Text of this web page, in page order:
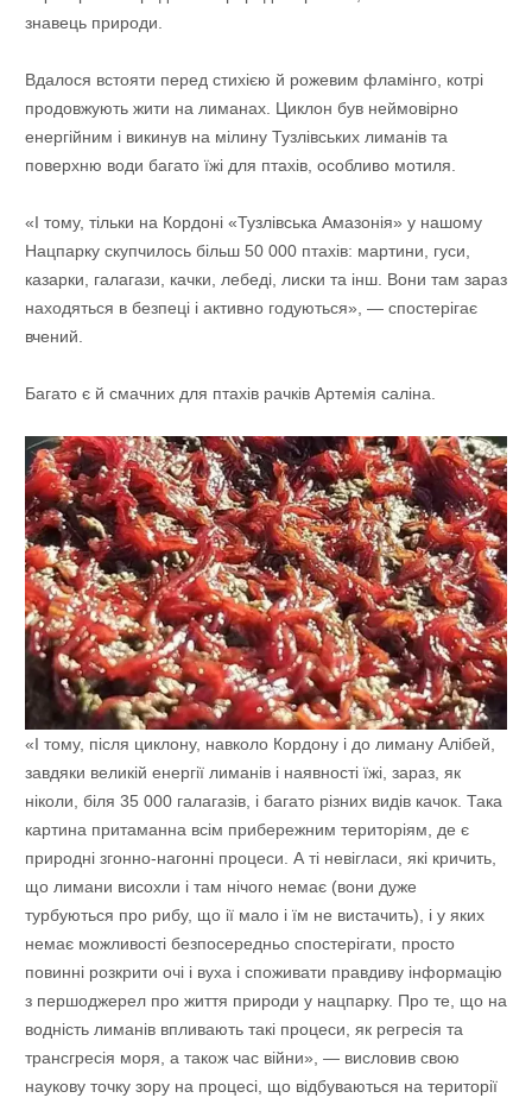
знавець природи.
Вдалося встояти перед стихією й рожевим фламінго, котрі
продовжують жити на лиманах. Циклон був неймовірно
енергійним і викинув на мілину Тузлівських лиманів та
поверхню води багато їжі для птахів, особливо мотиля.
«І тому, тільки на Кордоні «Тузлівська Амазонія» у нашому
Нацпарку скупчилось більш 50 000 птахів: мартини, гуси,
казарки, галагази, качки, лебеді, лиски та інш. Вони там зараз
находяться в безпеці і активно годуються», — спостерігає
вчений.
Багато є й смачних для птахів рачків Артемія саліна.
«І тому, після циклону, навколо Кордону і до лиману Алібей,
завдяки великій енергії лиманів і наявності їжі, зараз, як
ніколи, біля 35 000 галагазів, і багато різних видів качок. Така
картина притаманна всім прибережним територіям, де є
природні згонно-нагонні процеси. А ті невігласи, які кричить,
що лимани висохли і там нічого немає (вони дуже
турбуються про рибу, що ії мало і їм не вистачить), і у яких
немає можливості безпосередньо спостерігати, просто
повинні розкрити очі і вуха і споживати правдиву інформацію
з першоджерел про життя природи у нацпарку. Про те, що на
водність лиманів впливають такі процеси, як регресія та
трансгресія моря, а також час війни», — висловив свою
наукову точку зору на процесі, що відбуваються на території